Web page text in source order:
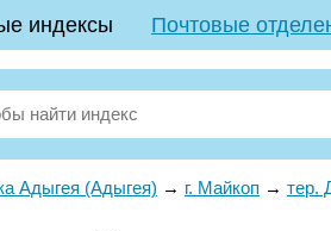
индексы Почтовые
Адыгея (Адыгея) → г. Майкоп → тер.